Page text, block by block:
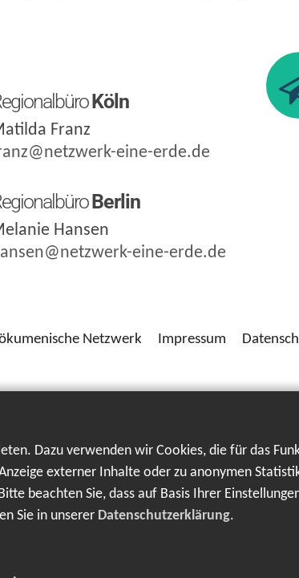
Dazu verwenden wir Cookies, die für das
externer Inhalte oder zu anonymen
beachten Sie, dass auf Basis Ihrer
Sie in unserer Datenschutzerklärung.
Köln
Franz
eine-erde.de
Berlin
Hansen
eine-erde.de
Netzwerk Impressum